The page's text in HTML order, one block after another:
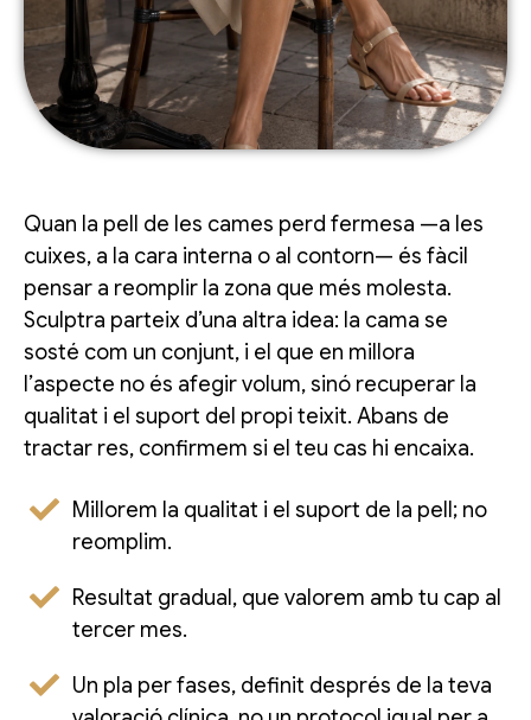
Quan la pell de les cames perd fermesa —a les
cuixes, a la cara interna o al contorn— és fàcil
pensar a reomplir la zona que més molesta.
Sculptra parteix d’una altra idea: la cama se
sosté com un conjunt, i el que en millora
l’aspecte no és afegir volum, sinó recuperar la
qualitat i el suport del propi teixit. Abans de
tractar res, confirmem si el teu cas hi encaixa.
Millorem la qualitat i el suport de la pell; no
reomplim.
Resultat gradual, que valorem amb tu cap al
tercer mes.
Un pla per fases, definit després de la teva